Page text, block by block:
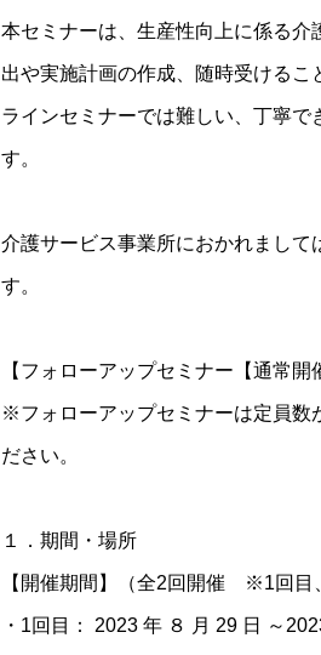
本セミナーは、生産性向上に係る
出や実施計画の作成、随時受ける
ラインセミナーでは難しい、丁寧で
す。
介護サービス事業所におかれまし
す。
【フォローアップセミナー【通常開
※フォローアップセミナーは定員数
ださい。
１．期間・場所
【開催期間】（全2回開催 ※1回目
・1回目： 2023 年 ８ 月 29 日 ～